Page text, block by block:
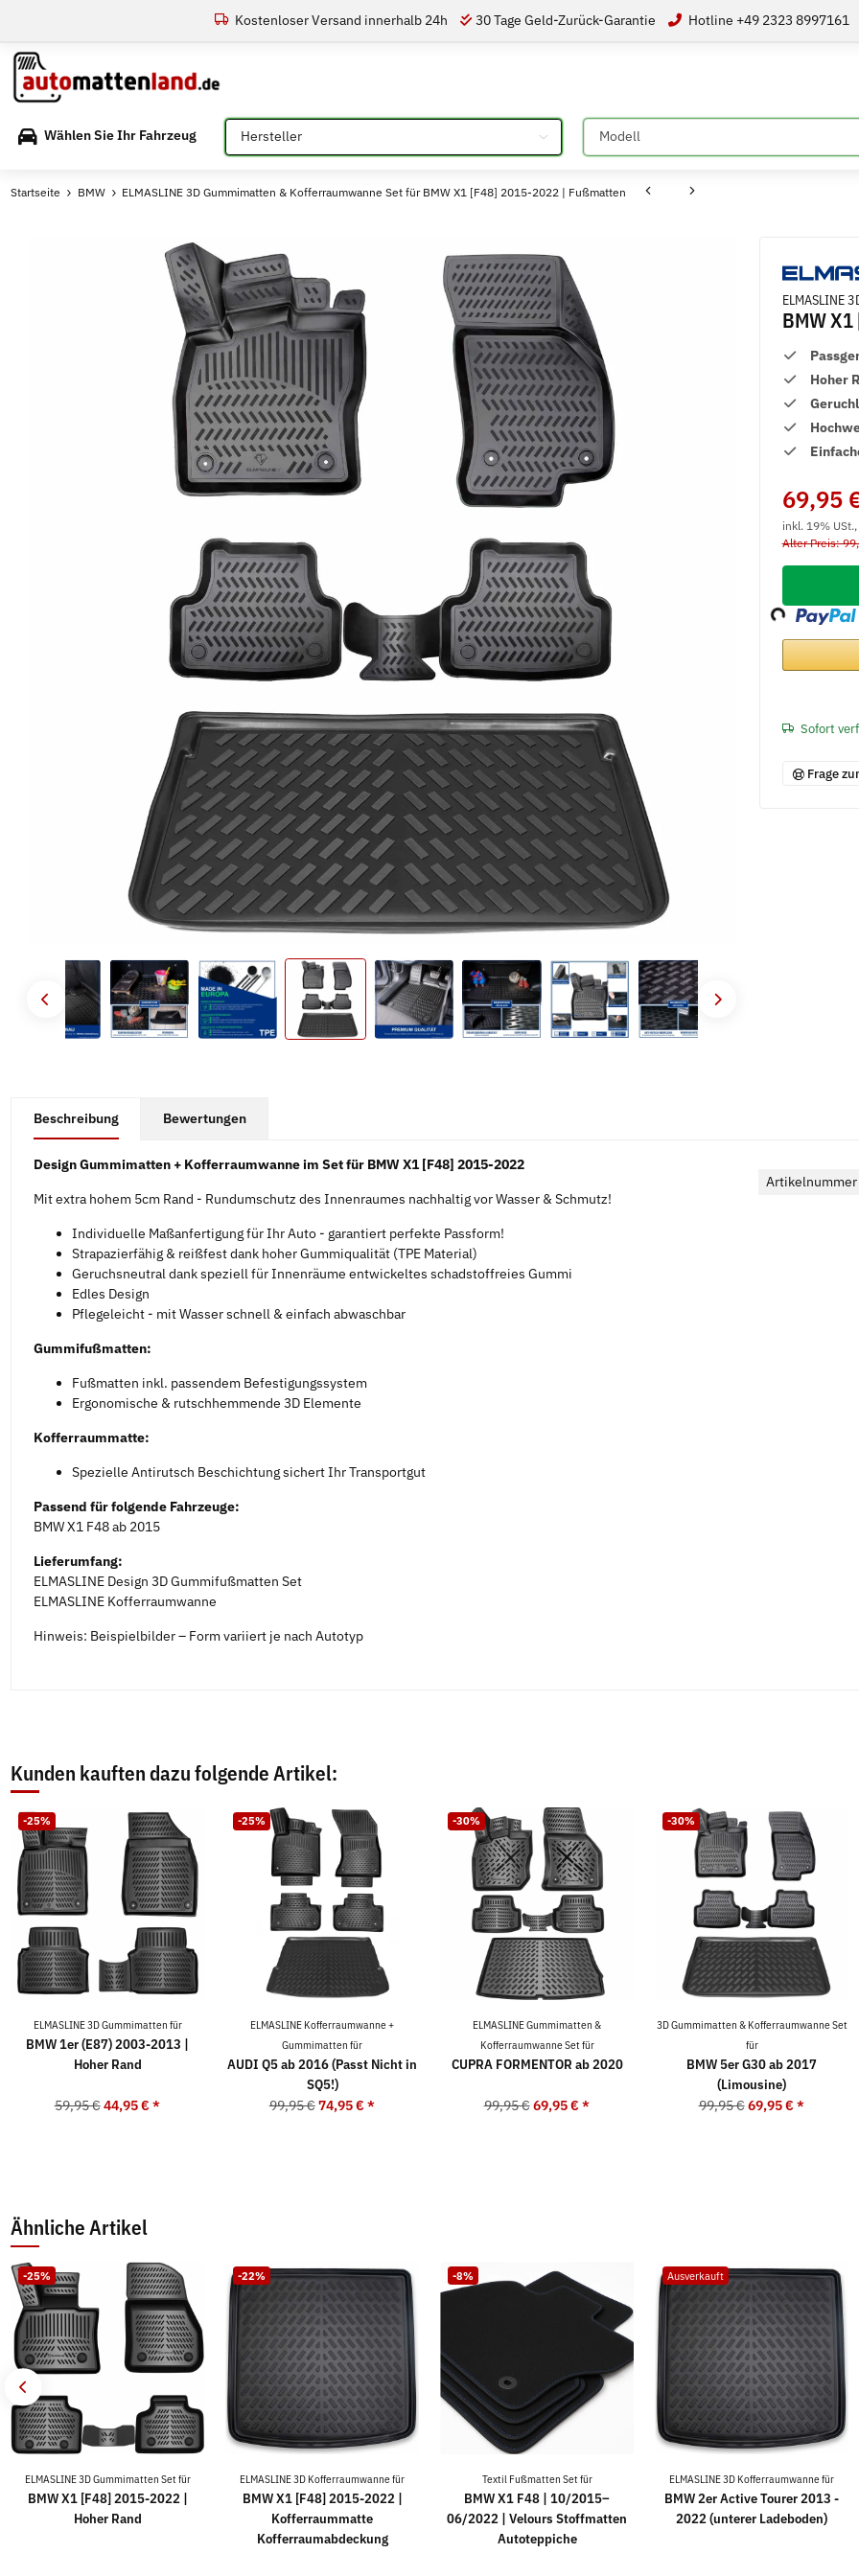
Kostenloser Versand innerhalb 24h 30 Tage Geld-Zurück-Garantie Hotline +49 2323 8997161
Wählen Sie Ihr Fahrzeug Bitte auswählen Bitte auswählen
Startseite BMW ELMASLINE 3D Gummimatten & Kofferraumwanne Set für BMW X1 [F48] 2015-2022 | Fußmatten
ELMASLINE
BMW
Hoher
69,95
inkl. 19%
Alter Preis:
Loading...
Sofort
Frage
Beschreibung Bewertungen
Design Gummimatten + Kofferraumwanne im Set für BMW X1 [F48] 2015-2022
Mit extra hohem 5cm Rand - Rundumschutz des Innenraumes nachhaltig vor Wasser & Schmutz!
Individuelle Maßanfertigung für Ihr Auto - garantiert perfekte Passform!
Strapazierfähig & reißfest dank hoher Gummiqualität (TPE Material)
Geruchsneutral dank speziell für Innenräume entwickeltes schadstoffreies Gummi
Edles Design
Pflegeleicht - mit Wasser schnell & einfach abwaschbar
Gummifußmatten:
Fußmatten inkl. passendem Befestigungssystem
Ergonomische & rutschhemmende 3D Elemente
Kofferraummatte:
Spezielle Antirutsch Beschichtung sichert Ihr Transportgut
Passend für folgende Fahrzeuge:
BMW X1 F48 ab 2015
Lieferumfang:
ELMASLINE Design 3D Gummifußmatten Set
ELMASLINE Kofferraumwanne
Hinweis: Beispielbilder – Form variiert je nach Autotyp
Artikelnummer
Kunden kauften dazu folgende Artikel:
-25%
ELMASLINE 3D Gummimatten für
BMW 1er (E87) 2003-2013 |
Hoher Rand
59,95 € 44,95 €*
-25%
ELMASLINE Kofferraumwanne +
Gummimatten für
AUDI Q5 ab 2016 (Passt Nicht in
SQ5!)
99,95 € 74,95 €*
-30%
ELMASLINE Gummimatten &
Kofferraumwanne Set für
CUPRA FORMENTOR ab 2020
99,95 € 69,95 €*
-30%
3D Gummimatten & Kofferraumwanne Set
für
BMW 5er G30 ab 2017
(Limousine)
99,95 € 69,95 €*
Ähnliche Artikel
-25%
ELMASLINE 3D Gummimatten Set für
BMW X1 [F48] 2015-2022 |
Hoher Rand
-22%
ELMASLINE 3D Kofferraumwanne für
BMW X1 [F48] 2015-2022 |
Kofferraummatte
Kofferraumabdeckung
-8%
Textil Fußmatten Set für
BMW X1 F48 | 10/2015–
06/2022 | Velours Stoffmatten
Autoteppiche
Ausverkauft
ELMASLINE 3D Kofferraumwanne für
BMW 2er Active Tourer 2013 -
2022 (unterer Ladeboden)